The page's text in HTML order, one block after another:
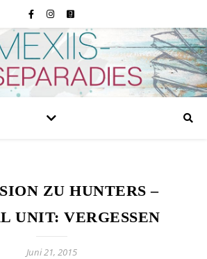
ZU HUNTERS –
UNIT: VERGESSEN
Juni 21, 2015